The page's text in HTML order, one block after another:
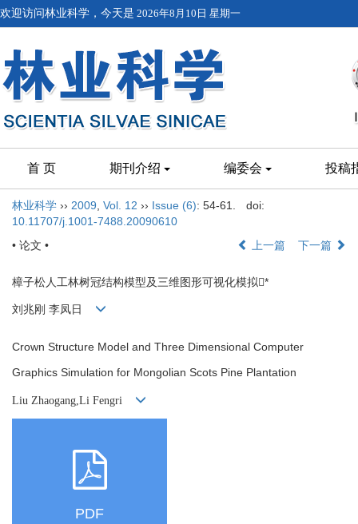
欢迎访问林业科学，今天是 2026年8月10日 星期一
首 页 期刊介绍 编委会 投稿
林业科学 ›› 2009 Vol. 12 ›› Issue (6): 54-61.
doi:
10.11707/j.1001-7488.20090610
• 论文 •
上一篇 下一篇
樟子松人工林树冠结构模型及三维图形可视化模拟*
刘兆刚 李凤日
Crown Structure Model and Three Dimensional Computer
Graphics Simulation for Mongolian Scots Pine Plantation
Liu Zhaogang,Li Fengri
PDF